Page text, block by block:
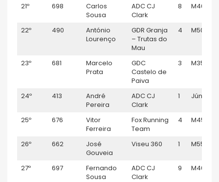
21º 698
Carlos
Sousa
ADC CJ
Clark
8 M40
22º 490
António
Lourenço
GDR Granja
– Trutas do
Mau
4 M50
23º 681
Marcelo
Prata
GDC
Castelo de
Paiva
3 M35
24º 413
André
Pereira
ADC CJ
Clark
1 Júnior M
25º 676
Vitor
Ferreira
Fox Running
Team
4 M45
26º 662
José
Gouveia
Viseu 360 1 M55
27º 697
Fernando
Sousa
ADC CJ
Clark
9 M40